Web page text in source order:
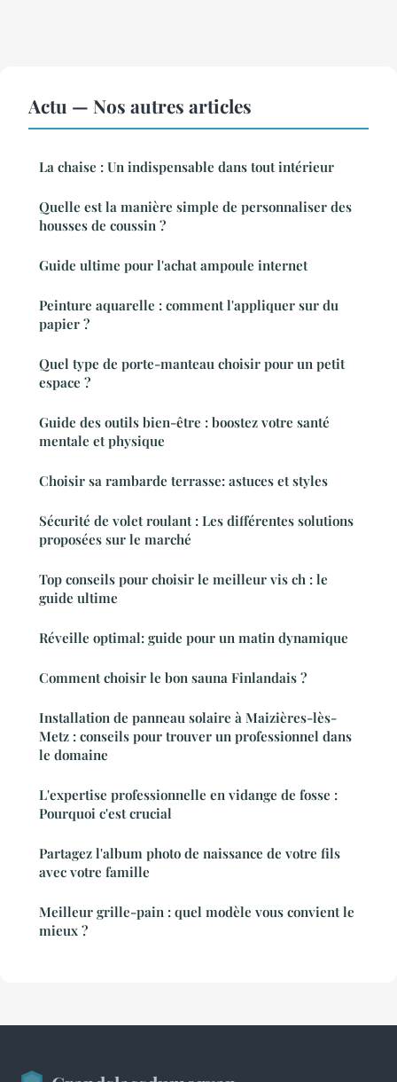
Actu — Nos autres articles
La chaise : Un indispensable dans tout intérieur
Quelle est la manière simple de personnaliser des
housses de coussin ?
Guide ultime pour l'achat ampoule internet
Peinture aquarelle : comment l'appliquer sur du
papier ?
Quel type de porte-manteau choisir pour un petit
espace ?
Guide des outils bien-être : boostez votre santé
mentale et physique
Choisir sa rambarde terrasse: astuces et styles
Sécurité de volet roulant : Les différentes solutions
proposées sur le marché
Top conseils pour choisir le meilleur vis ch : le
guide ultime
Réveille optimal: guide pour un matin dynamique
Comment choisir le bon sauna Finlandais ?
Installation de panneau solaire à Maizières-lès-
Metz : conseils pour trouver un professionnel dans
le domaine
L'expertise professionnelle en vidange de fosse :
Pourquoi c'est crucial
Partagez l'album photo de naissance de votre fils
avec votre famille
Meilleur grille-pain : quel modèle vous convient le
mieux ?